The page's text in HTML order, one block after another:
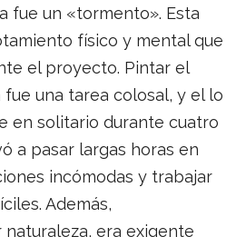
fue un «tormento». Esta
físico y mental que
el proyecto. Pintar el
una tarea colosal, y el lo
en solitario durante cuatro
a pasar largas horas en
incómodas y trabajar
Además,
era exigente